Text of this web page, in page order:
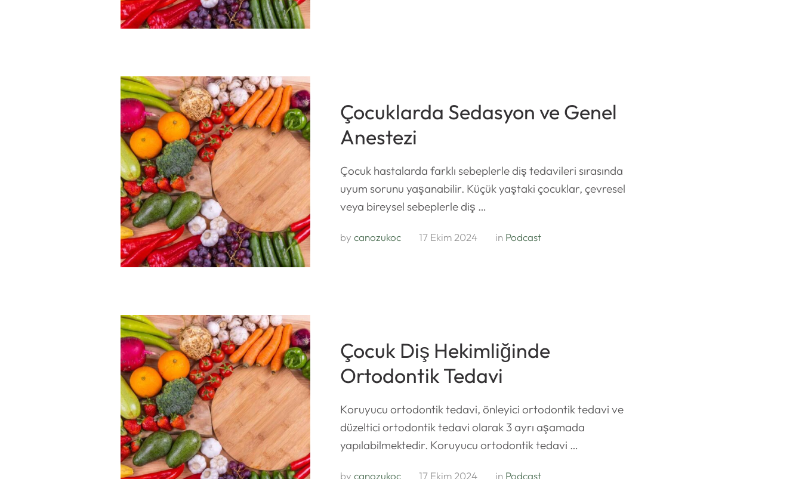
Çocuklarda Sedasyon ve Genel
Anestezi
Çocuk hastalarda farklı sebeplerle diş tedavileri sırasında
uyum sorunu yaşanabilir. Küçük yaştaki çocuklar, çevresel
veya bireysel sebeplerle diş …
by canozukoc 17 Ekim 2024 in Podcast
Çocuk Diş Hekimliğinde
Ortodontik Tedavi
Koruyucu ortodontik tedavi, önleyici ortodontik tedavi ve
düzeltici ortodontik tedavi olarak 3 ayrı aşamada
yapılabilmektedir. Koruyucu ortodontik tedavi …
by canozukoc 17 Ekim 2024 in Podcast